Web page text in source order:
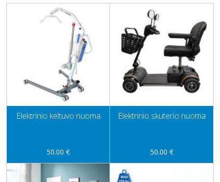
Elektrinio keltuvo nuoma
50.00 €
Elektrinio skuterio nuoma
50.00 €